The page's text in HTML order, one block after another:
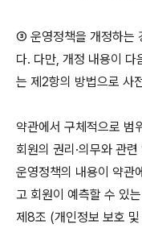
③ 운영정책을 개정하는
다. 다만, 개정 내용이 다
는 제2항의 방법으로 사
약관에서 구체적으로 범
회원의 권리·의무와 관
운영정책의 내용이 약관
고 회원이 예측할 수 있
제8조 (개인정보 보호 및